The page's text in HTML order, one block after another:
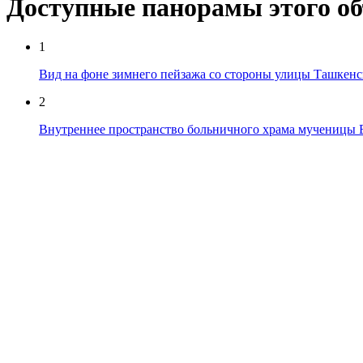
Доступные панорамы этого
1
Вид на фоне зимнего пейзажа со стороны улицы
2
Внутреннее пространство больничного храма мученицы